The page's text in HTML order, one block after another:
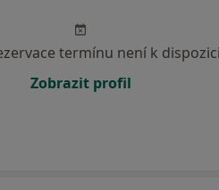
termínu není k dispozici
Zobrazit profil